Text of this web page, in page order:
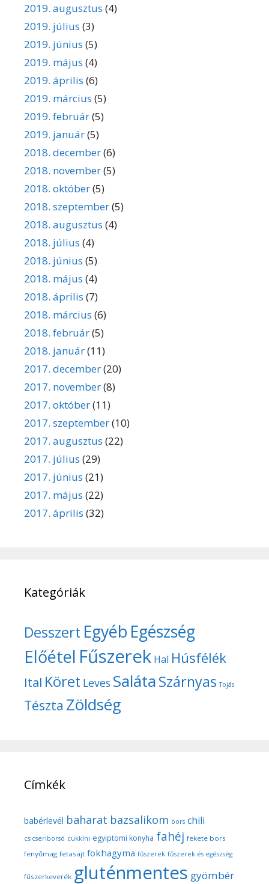
2019. augusztus (4)
2019. július (3)
2019. június (5)
2019. május (4)
2019. április (6)
2019. március (5)
2019. február(5)
2019. január(5)
2018. december(6)
2018. november(5)
2018. október(5)
2018. szeptember(5)
2018. augusztus (4)
2018. július (4)
2018. június (5)
2018. május (4)
2018. április (7)
2018. március (6)
2018. február(5)
2018. január(11)
2017. december(20)
2017. november(8)
2017. október(11)
2017. szeptember(10)
2017. augusztus (22)
2017. július (29)
2017. június (21)
2017. május (22)
2017. április (32)
Kategóriák
Desszert Egyéb Egészség
Előétel Fűszerek Hal Húsfélék
Ital Köret Leves SalátaSzárnyas Tojás
Tészta Zöldség
Címkék
babérlevél baharat bazsalikom bors chili
csicseriborsó cukkíni egyiptomi konyha fahéj fekete bors
fenyőmag fetasajt fokhagyma fűszerek fűszerek és egészség
fűszerkeverék gluténmentes gyömbér